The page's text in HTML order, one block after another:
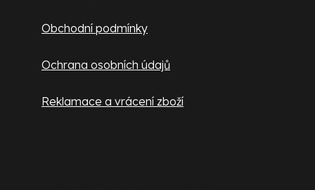
Obchodní podmínky
Ochrana osobních údajů
Reklamace a vrácení zboží